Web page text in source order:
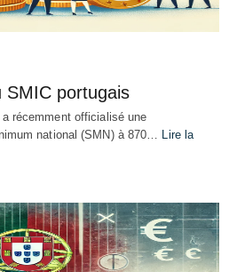
SMIC portugais
récemment officialisé une
national (SMN) à 870… Lire la